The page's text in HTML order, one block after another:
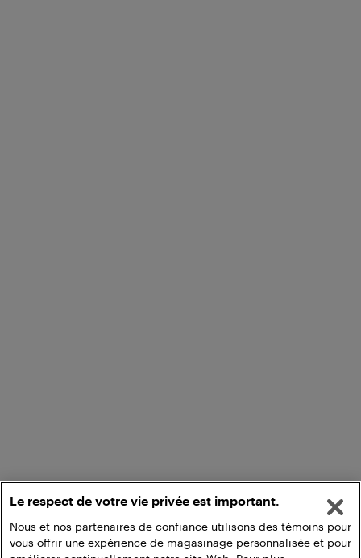
Le respect de votre vie privée est important.
Nous et nos partenaires de confiance utilisons des témoins pour
vous offrir une expérience de magasinage personnalisée et pour